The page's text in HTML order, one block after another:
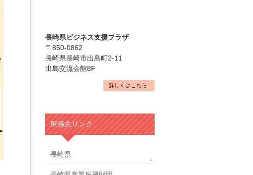
長崎県ビジネス支援プラザ
〒850-0862
長崎県長崎市出島町2-11
出島交流会館8F
詳しくはこちら
関係先リンク
長崎県